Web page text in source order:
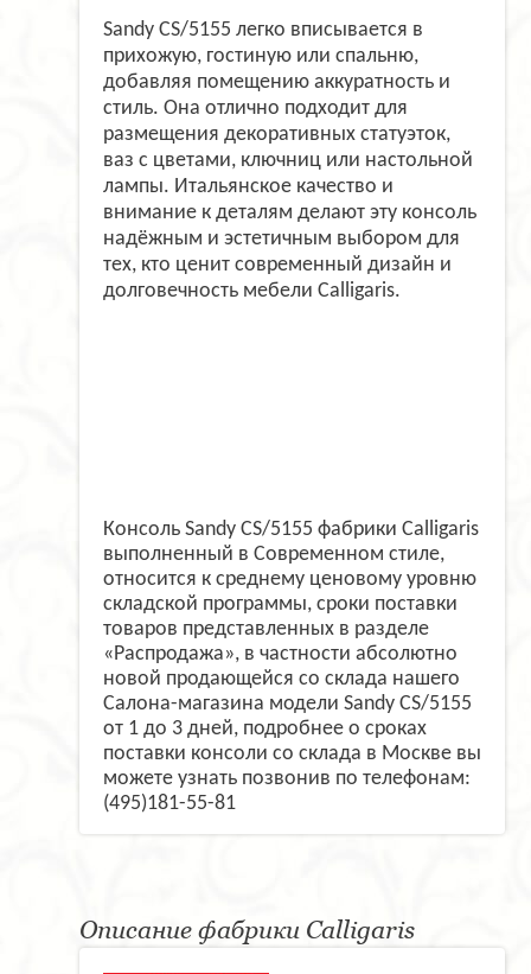
Sandy CS/5155 легко вписывается в
прихожую, гостиную или спальню,
добавляя помещению аккуратность и
стиль. Она отлично подходит для
размещения декоративных статуэток,
ваз с цветами, ключниц или настольной
лампы. Итальянское качество и
внимание к деталям делают эту консоль
надёжным и эстетичным выбором для
тех, кто ценит современный дизайн и
долговечность мебели Calligaris.
Консоль Sandy CS/5155 фабрики Calligaris
выполненный в Современном стиле,
относится к среднему ценовому уровню
складской программы, сроки поставки
товаров представленных в разделе
«Распродажа», в частности абсолютно
новой продающейся со склада нашего
Салона-магазина модели Sandy CS/5155
от 1 до 3 дней, подробнее о сроках
поставки консоли со склада в Москве вы
можете узнать позвонив по телефонам:
(495)181-55-81
Описание фабрики Calligaris